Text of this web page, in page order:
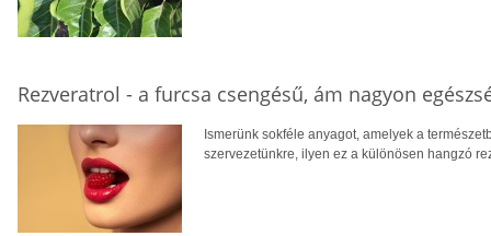
Rezveratrol - a furcsa csengésű, ám nagyon
Ismerünk sokféle anyagot, amelyek a
szervezetünkre, ilyen ez a különösen hangzó